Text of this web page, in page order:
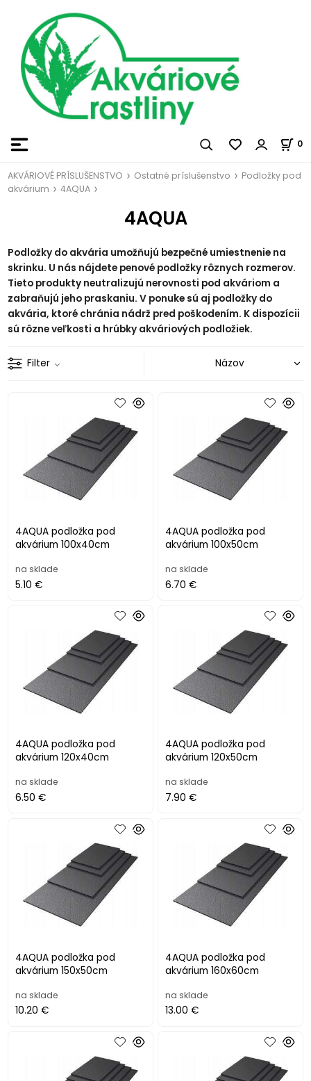
0
AKVÁRIOVÉ PRÍSLUŠENSTVO Ostatné príslušenstvo
Podložky pod
akvárium
4AQUA
4AQUA
Podložky do akvária umožňujú bezpečné umiestnenie na
skrinku. U nás nájdete penové podložky rôznych rozmerov.
Tieto produkty neutralizujú nerovnosti pod akváriom a
zabraňujú jeho praskaniu. V ponuke sú aj podložky do
akvária, ktoré chránia nádrž pred poškodením. K dispozícii
sú rôzne veľkosti a hrúbky akváriových podložiek.
Filter
4AQUA podložka pod
akvárium 100x40cm
na sklade
5.10 €
4AQUA podložka pod
akvárium 100x50cm
na sklade
6.70 €
4AQUA podložka pod
akvárium 120x40cm
na sklade
6.50 €
4AQUA podložka pod
akvárium 120x50cm
na sklade
7.90 €
4AQUA podložka pod
akvárium 150x50cm
na sklade
10.20 €
4AQUA podložka pod
akvárium 160x60cm
na sklade
13.00 €